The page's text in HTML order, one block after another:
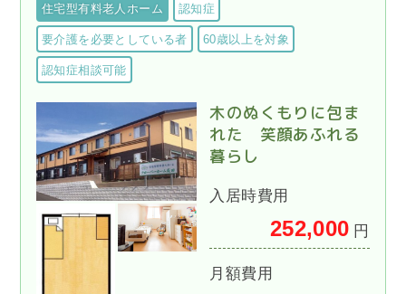
住宅型有料老人ホーム 認知症
要介護を必要としている者 60歳以上を対象
認知症相談可能
木のぬくもりに包ま
れた 笑顔あふれる
暮らし
入居時費用
252,000 円
月額費用